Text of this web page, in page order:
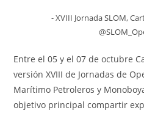
- XVIII Jornada SLOM,
Entre el 05 y el 07 de octubre
versión XVIII de Jornadas de
Marítimo Petroleros y
objetivo principal compartir